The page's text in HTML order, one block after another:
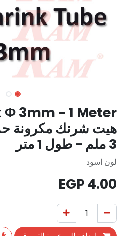
Φ 3mm - 1 Meter
هيت شرنك مكرونة
3 ملم - طول 1 متر
لون اسود
4.00